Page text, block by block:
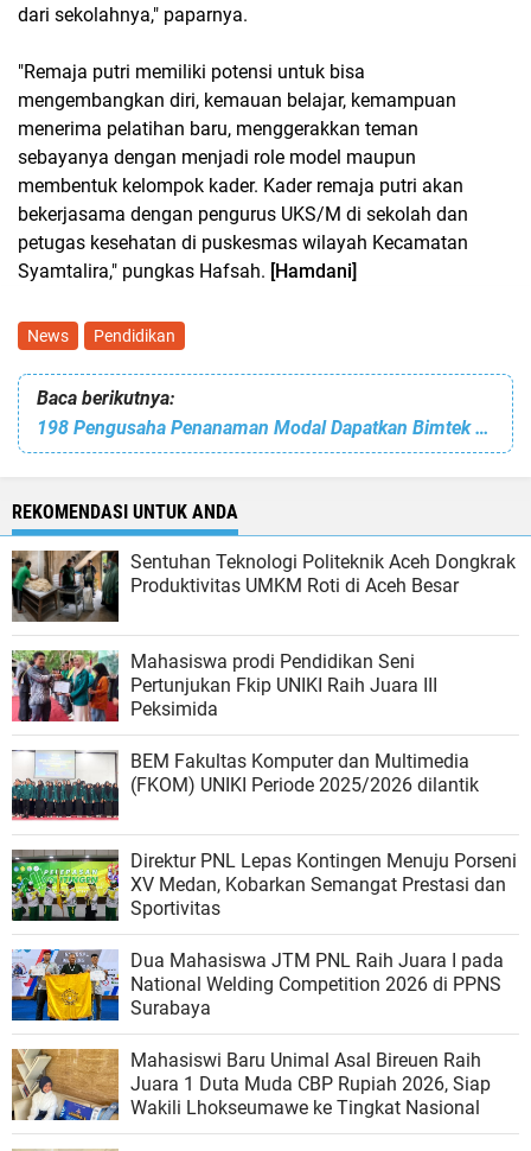
dari sekolahnya," paparnya.
"Remaja putri memiliki potensi untuk bisa
mengembangkan diri, kemauan belajar, kemampuan
menerima pelatihan baru, menggerakkan teman
sebayanya dengan menjadi role model maupun
membentuk kelompok kader. Kader remaja putri akan
bekerjasama dengan pengurus UKS/M di sekolah dan
petugas kesehatan di puskesmas wilayah Kecamatan
Syamtalira," pungkas Hafsah. [Hamdani]
News Pendidikan
Baca berikutnya:
198 Pengusaha Penanaman Modal Dapatkan Bimtek Sistim Perizinan Online Pemkab Aceh Utara
REKOMENDASI UNTUK ANDA
Sentuhan Teknologi Politeknik Aceh Dongkrak
Produktivitas UMKM Roti di Aceh Besar
Mahasiswa prodi Pendidikan Seni
Pertunjukan Fkip UNIKI Raih Juara III
Peksimida
BEM Fakultas Komputer dan Multimedia
(FKOM) UNIKI Periode 2025/2026 dilantik
Direktur PNL Lepas Kontingen Menuju Porseni
XV Medan, Kobarkan Semangat Prestasi dan
Sportivitas
Dua Mahasiswa JTM PNL Raih Juara I pada
National Welding Competition 2026 di PPNS
Surabaya
Mahasiswi Baru Unimal Asal Bireuen Raih
Juara 1 Duta Muda CBP Rupiah 2026, Siap
Wakili Lhokseumawe ke Tingkat Nasional